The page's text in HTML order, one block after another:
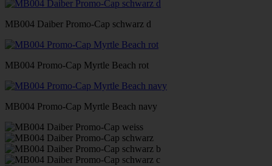
MB004 Daiber Promo-Cap schwarz d
MB004 Promo-Cap Myrtle Beach rot
MB004 Promo-Cap Myrtle Beach navy